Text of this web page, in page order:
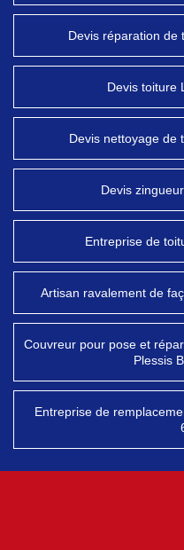
Devis réparation de
Devis toiture
Devis nettoyage de
Devis
Entreprise de
Artisan ravalement de
Couvreur pour pose et
Plessis
Entreprise de